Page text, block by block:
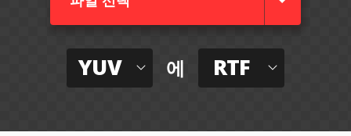
YUV 에 RTF